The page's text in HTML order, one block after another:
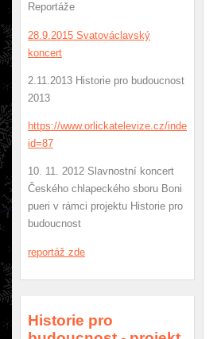
Reportáže
28.9.2015 Svatováclavský
koncert
2.11.2013 Historie pro budoucnost
2013
https://www.orlickatelevize.cz/index.php?
id=87
10. 11. 2012 Slavnostní koncert
Českého chlapeckého sboru Boni
pueri v rámci projektu Historie pro
budoucnost
reportáž zde
Historie pro